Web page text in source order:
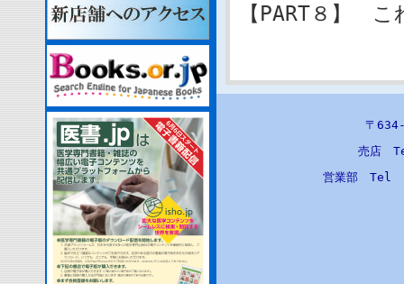
【PART８】
〒
売店
営業部 Tel